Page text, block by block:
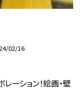
02/16
ーション！絵画・壁